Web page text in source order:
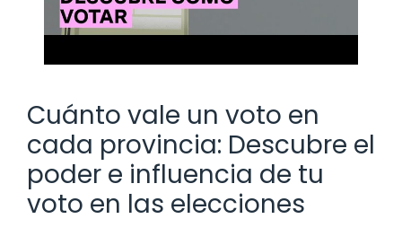
Cuánto vale un voto en
cada provincia: Descubre el
poder e influencia de tu
voto en las elecciones